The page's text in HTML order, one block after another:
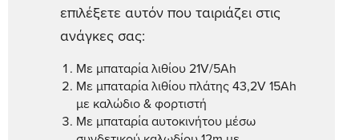
επιλέξετε αυτόν που ταιριάζει στις
ανάγκες σας:
Mε μπαταρία λιθίου 21V/5Ah
Με μπαταρία λιθίου πλάτης 43,2V 15Ah
με καλώδιο & φορτιστή
Με μπαταρία αυτοκινήτου μέσω